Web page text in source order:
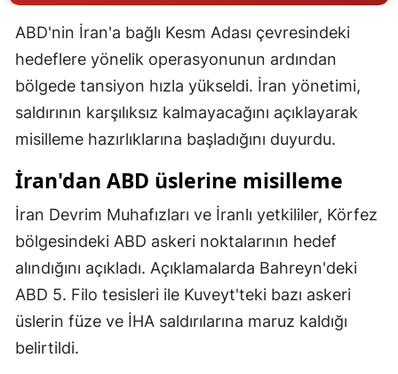
Isparta
Mersin
İstanbul
Kastamonu
Kayseri
Kırklareli
ABD'nin İran'a bağlı Kesm Adası çevresindeki
hedeflere yönelik operasyonunun ardından
bölgede tansiyon hızla yükseldi. İran yönetimi,
saldırının karşılıksız kalmayacağını açıklayarak
misilleme hazırlıklarına başladığını duyurdu.
İran'dan ABD üslerine misilleme
İran Devrim Muhafızları ve İranlı yetkililer, Körfez
bölgesindeki ABD askeri noktalarının hedef
alındığını açıkladı. Açıklamalarda Bahreyn'deki
ABD 5. Filo tesisleri ile Kuveyt'teki bazı askeri
üslerin füze ve İHA saldırılarına maruz kaldığı
belirtildi.